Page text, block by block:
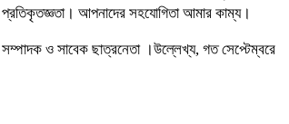
প্রতিকৃতজ্ঞতা। আপনাদের সহযোগিতা আমার কাম্য।
সম্পাদক ও সাবেক ছাত্রনেতা ।উল্লেখ্য, গত সেপ্টেম্বরে